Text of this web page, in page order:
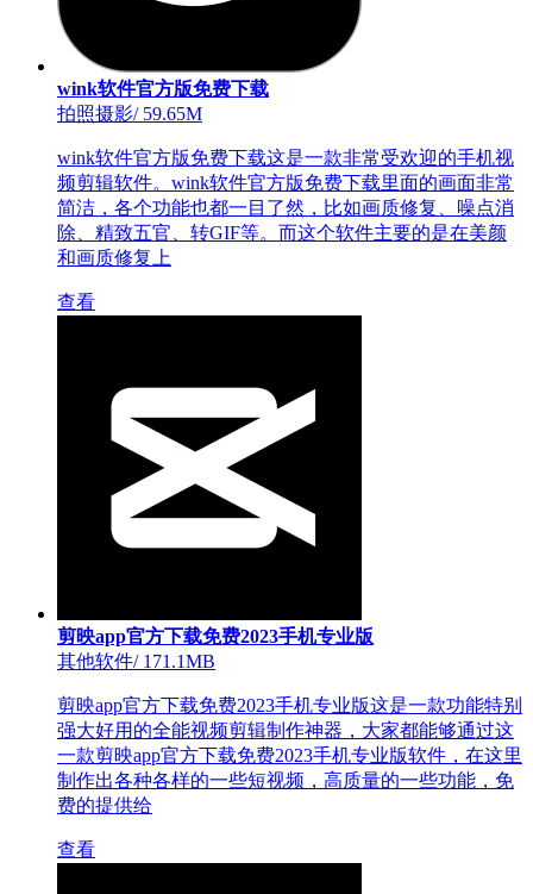
wink软件官方版免费下载
拍照摄影/59.65M
wink软件官方版免费下载这是一款非常受欢迎的手机视
频剪辑软件。wink软件官方版免费下载里面的画面非常
简洁，各个功能也都一目了然，比如画质修复、噪点消
除、精致五官、转GIF等。而这个软件主要的是在美颜
和画质修复上
查看
剪映app官方下载免费2023手机专业版
其他软件/171.1MB
剪映app官方下载免费2023手机专业版这是一款功能特别
强大好用的全能视频剪辑制作神器，大家都能够通过这
一款剪映app官方下载免费2023手机专业版软件，在这里
制作出各种各样的一些短视频，高质量的一些功能，免
费的提供给
查看